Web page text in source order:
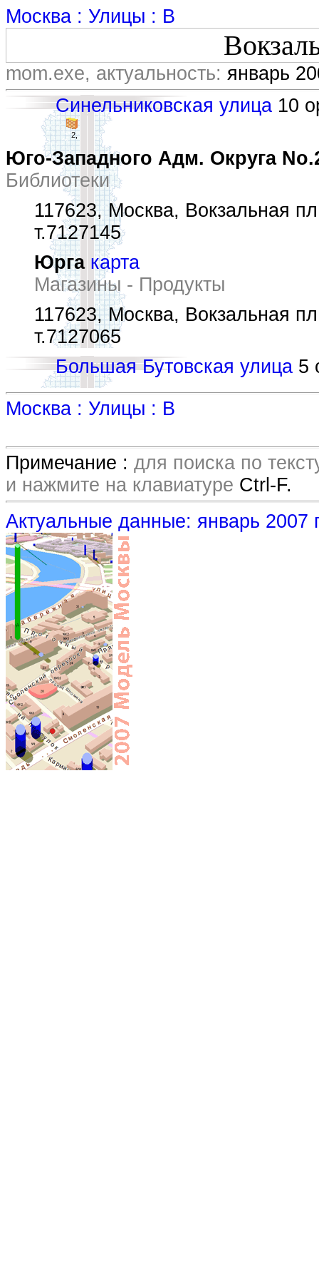
Москва : Улицы : В
mom.exe, актуальность: январь
Синельниковская улица 10
2,
Юго-Западного Адм. Округа
Библиотеки
117623, Москва, Вокзальная
т.7127145
Юрга карта
Магазины - Продукты
117623, Москва, Вокзальная
т.7127065
Большая Бутовская улица 5
Москва : Улицы : В
Примечание : для поиска по
и нажмите на клавиатуре Ctrl-F.
Актуальные данные: январь 2007